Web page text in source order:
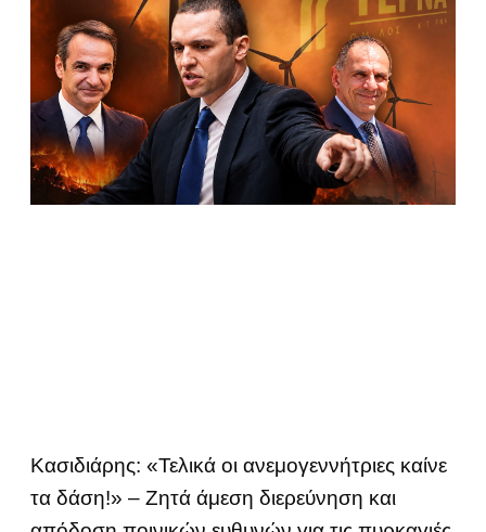
Κασιδιάρης: «Τελικά οι ανεμογεννήτριες καίνε
τα δάση!» – Ζητά άμεση διερεύνηση και